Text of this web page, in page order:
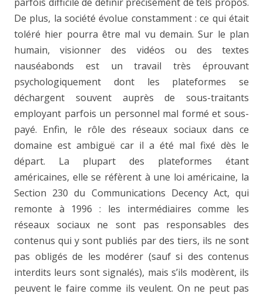
De plus, la société évolue constamment : ce qui était
toléré hier pourra être mal vu demain. Sur le plan
humain, visionner des vidéos ou des textes
nauséabonds est un travail très éprouvant
psychologiquement dont les plateformes se
déchargent souvent auprès de sous-traitants
employant parfois un personnel mal formé et sous-
payé. Enfin, le rôle des réseaux sociaux dans ce
domaine est ambiguë car il a été mal fixé dès le
départ. La plupart des plateformes étant
américaines, elle se réfèrent à une loi américaine, la
Section 230 du Communications Decency Act, qui
remonte à 1996 : les intermédiaires comme les
réseaux sociaux ne sont pas responsables des
contenus qui y sont publiés par des tiers, ils ne sont
pas obligés de les modérer (sauf si des contenus
interdits leurs sont signalés), mais s’ils modèrent, ils
peuvent le faire comme ils veulent. On ne peut pas